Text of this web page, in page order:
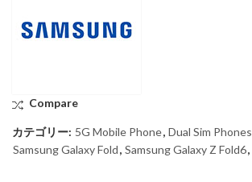
Compare
カテゴリー: 5G Mobile Phone, Dual Sim Phones
Samsung Galaxy Fold, Samsung Galaxy Z Fold6,